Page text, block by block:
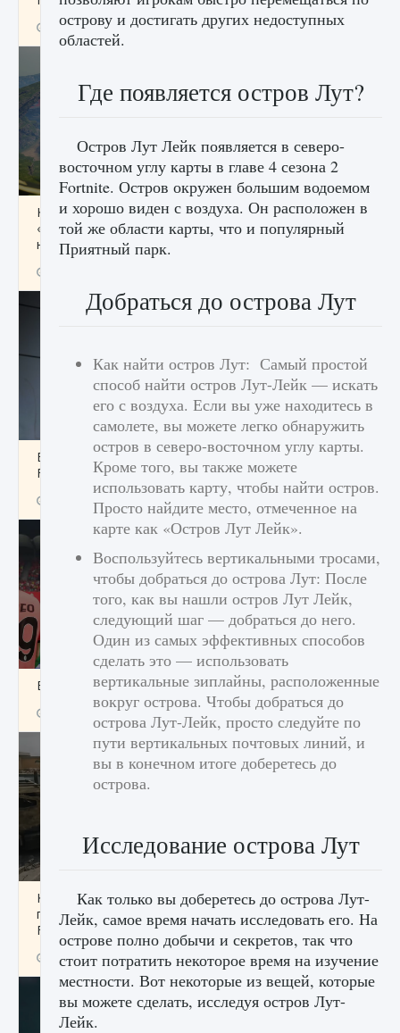
9 августа 2024 2 395 0 2
Как исправить ошибку Palworld EPalworld
«Идет сохранение мира — Невозможно
начать сохранение данных мира»
Все новые функции в режиме карьеры EA
FC 25
9 августа 2024 2 096
Входят ли «Милан» и «Интер» в EA FC 25
9 августа 2024 2 064 0
Как исправить текстовую ошибку
пользовательского интерфейса Delta
Force Hawk Ops
9 августа 2024 1 945 0 0
острову и достигать других недоступных
областей.
Где появляется остров Лут?
Остров Лут Лейк появляется в северо-
восточном углу карты в главе 4 сезона 2
Fortnite. Остров окружен большим водоемом
и хорошо виден с воздуха. Он расположен в
той же области карты, что и популярный
Приятный парк.
Добраться до острова Лут
Как найти остров Лут: Самый простой
способ найти остров Лут-Лейк — искать
его с воздуха. Если вы уже находитесь в
самолете, вы можете легко обнаружить
остров в северо-восточном углу карты.
Кроме того, вы также можете
использовать карту, чтобы найти остров.
Просто найдите место, отмеченное на
карте как «Остров Лут Лейк».
Воспользуйтесь вертикальными тросами,
чтобы добраться до острова Лут: После
того, как вы нашли остров Лут Лейк,
следующий шаг — добраться до него.
Один из самых эффективных способов
сделать это — использовать
вертикальные зиплайны, расположенные
вокруг острова. Чтобы добраться до
острова Лут-Лейк, просто следуйте по
пути вертикальных почтовых линий, и
вы в конечном итоге доберетесь до
острова.
Исследование острова Лут
Как только вы доберетесь до острова Лут-
Лейк, самое время начать исследовать его. На
острове полно добычи и секретов, так что
стоит потратить некоторое время на изучение
местности. Вот некоторые из вещей, которые
вы можете сделать, исследуя остров Лут-
Лейк.